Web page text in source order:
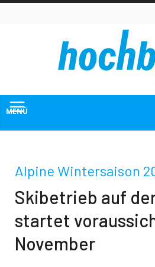
Skip
MENÜ
Alpine Wintersaison
Skibetrieb auf
startet
November